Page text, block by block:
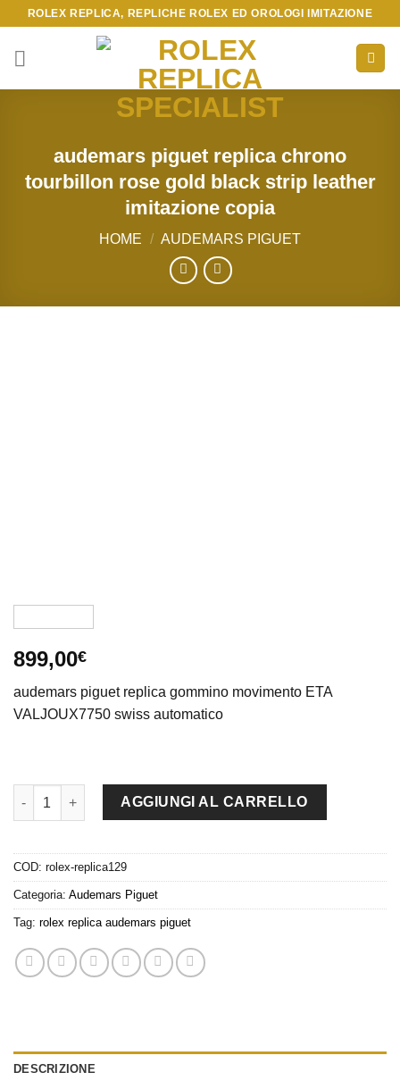
content
ROLEX REPLICA, REPLICHE ROLEX ED OROLOGI IMITAZIONE
audemars piguet replica chrono
tourbillon rose gold black strip leather
imitazione copia
HOME / AUDEMARS PIGUET
899,00€
audemars piguet replica gommino movimento ETA
VALJOUX7750 swiss automatico
audemars piguet replica chrono tourbillon rose gold black
AGGIUNGI AL CARRELLO
COD: rolex-replica129
Categoria: Audemars Piguet
Tag: rolex replica audemars piguet
DESCRIZIONE